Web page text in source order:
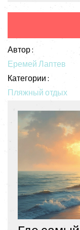
Автор :
Еремей Лаптев
Категории :
Пляжный отдых